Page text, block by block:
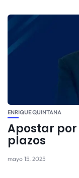
ENRIQUE QUINTANA
Apostar por
plazos
mayo 15, 2025